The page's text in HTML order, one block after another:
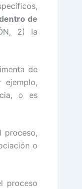
de
2) la
de
ejemplo,
o es
proceso,
o
proceso